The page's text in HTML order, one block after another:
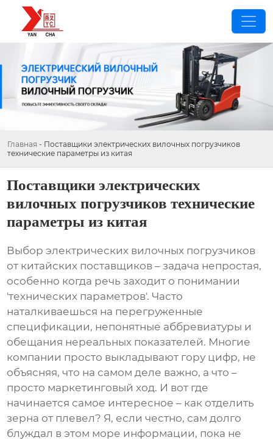
Главная - Поставщики электрических вилочных погрузчиков
технические параметры из китая
Поставщики электрических
вилочных погрузчиков технические
параметры из китая
Выборэлектрических вилочных погрузчиков
от китайских поставщиков – задача непростая,
особенно когда речь заходит о понимании
'технических параметров'. Часто
наталкиваешься на перегруженные
спецификации, непонятные аббревиатуры и
обещания нереальных показателей. Многие
компании просто выкладывают гору цифр, не
объясняя, что на самом деле важно, а что –
просто маркетинговый ход. И вот где
начинается самое интересное – как отделить
зерна от плевел? Я, если честно, сам долго
блуждал в этом море информации, пока не